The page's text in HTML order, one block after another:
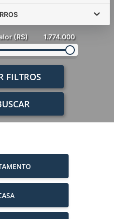
(R$) 1.774.000
FILTROS